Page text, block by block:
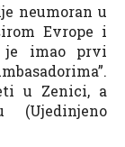
neumoran u
Evrope i
je imao prvi
u Zenici, a